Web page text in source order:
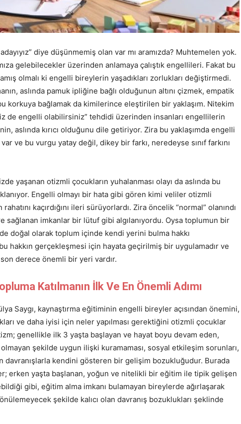
diye düşünmemiş olan var mı aramızda? Muhtemelen yok.
gelebilecekler üzerinden anlamaya çalıştık engellileri. Fakat bu
olmalı ki engelli bireylerin yaşadıkları zorlukları değiştirmedi.
aslında pamuk ipliğine bağlı olduğunun altını çizmek, empatik
korkuya bağlamak da kimilerince eleştirilen bir yaklaşım. Nitekim
de engelli olabilirsiniz” tehdidi üzerinden insanları engellilerin
aslında kırıcı olduğunu dile getiriyor. Zira bu yaklaşımda engelli
ve bu vurgu yatay değil, dikey bir farkı, neredeyse sınıf farkını
yaşanan otizmli çocukların yuhalanması olayı da aslında bu
Engelli olmayı bir hata gibi gören kimi veliler otizmli
kaçırdığını ileri sürüyorlardı. Zira öncelik “normal” olanındı
imkanlar bir lütuf gibi algılanıyordu. Oysa toplumun bir
doğal olarak toplum içinde kendi yerini bulma hakkı
hakkın gerçekleşmesi için hayata geçirilmiş bir uygulamadır ve
derece önemli bir yeri vardır.
Katılmanın İlk Ve En Önemli Adımı
Saygı, kaynaştırma eğitiminin engelli bireyler açısından önemini,
ve daha iyisi için neler yapılması gerektiğini otizmli çocuklar
genellikle ilk 3 yaşta başlayan ve hayat boyu devam eden,
şekilde uygun ilişki kuramaması, sosyal etkileşim sorunları,
davranışlarla kendini gösteren bir gelişim bozukluğudur. Burada
erken yaşta başlanan, yoğun ve nitelikli bir eğitim ile tipik gelişen
gibi, eğitim alma imkanı bulamayan bireylerde ağırlaşarak
şekilde kalıcı olan davranış bozuklukları şeklinde